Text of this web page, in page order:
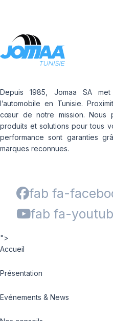
Depuis 1985, Jomaa SA
l’automobile en Tunisie.
cœur de notre mission. Nous
produits et solutions pour tous
performance sont garanties
marques reconnues.
fab fa-
fab fa-
">
Accueil
Présentation
Evénements & News